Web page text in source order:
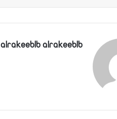
إ
ت
و
ن
ي
alrakeeblb alrakeeblb